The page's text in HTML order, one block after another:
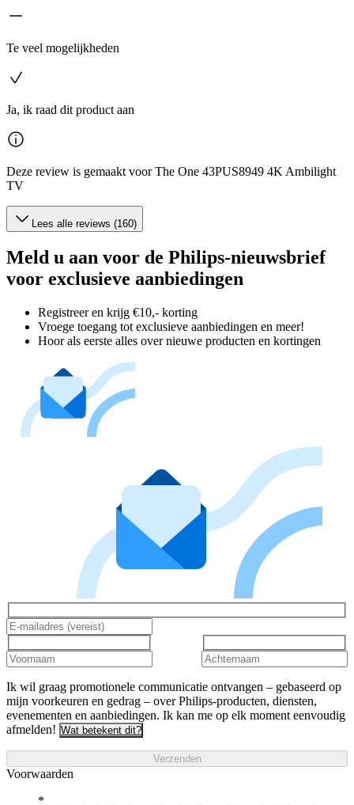
Te veel mogelijkheden
Ja, ik raad dit product aan
Deze review is gemaakt voor The One 43PUS8949 4K Ambilight
TV
Lees alle reviews (160)
Meld u aan voor de Philips-nieuwsbrief
voor exclusieve aanbiedingen
Registreer en krijg €10,- korting
Vroege toegang tot exclusieve aanbiedingen en meer!
Hoor als eerste alles over nieuwe producten en kortingen
Ik wil graag promotionele communicatie ontvangen – gebaseerd op
mijn voorkeuren en gedrag – over Philips-producten, diensten,
evenementen en aanbiedingen. Ik kan me op elk moment eenvoudig
afmelden! Wat betekent dit?
Verzenden
Voorwaarden